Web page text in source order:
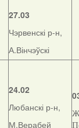
27.03
Чэрвенскі р-н,
А.Вінчэўскі
24.02
Любанскі р-н,
М.Верабей